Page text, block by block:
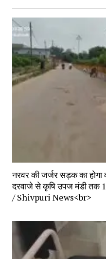
नरवर की जर्जर सड़क का
दरवाजे से कृषि उपज मंडी तक
/ Shivpuri News<br>